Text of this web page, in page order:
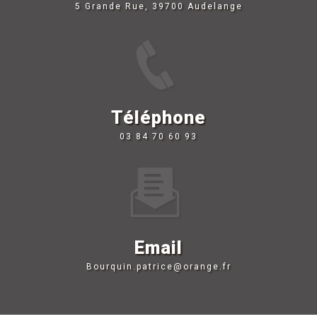
5 Grande Rue, 39700 Audelange
Téléphone
03 84 70 60 93
Email
bourquin.patrice@orange.fr